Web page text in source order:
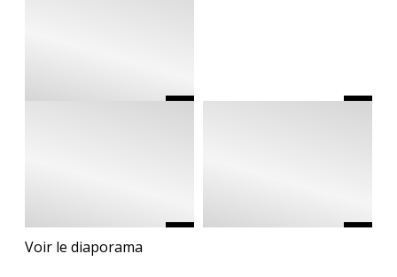
Voir le diaporama